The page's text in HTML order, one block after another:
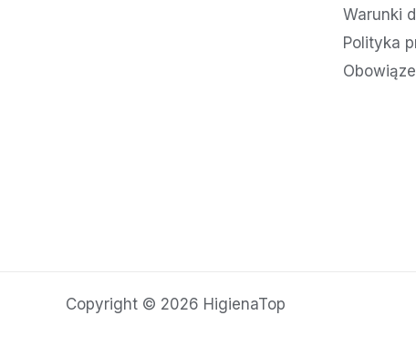
Warunki
Polityka
Copyright © 2026 HigienaTop